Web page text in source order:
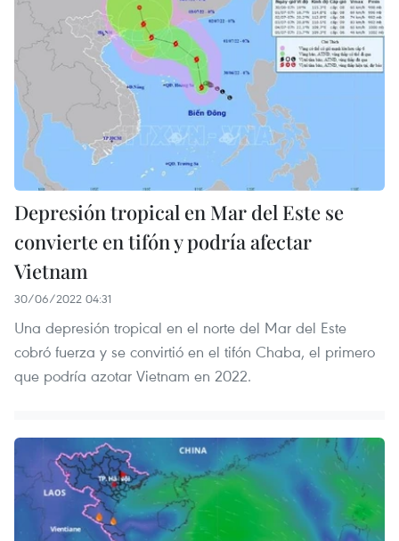
Depresión tropical en Mar del Este se
convierte en tifón y podría afectar
Vietnam
30/06/2022 04:31
Una depresión tropical en el norte del Mar del Este
cobró fuerza y se convirtió en el tifón Chaba, el primero
que podría azotar Vietnam en 2022.